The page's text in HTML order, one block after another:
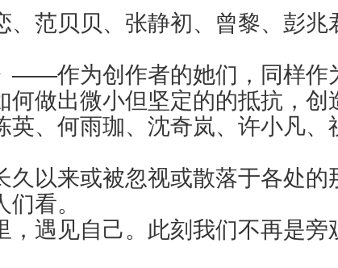
范贝贝、张静初、曾黎、彭兆
》——作为创作者的她们，同样
做出微小但坚定的的抵抗，创
、何雨珈、沈奇岚、许小凡、
以来或被忽视或散落于各处
看。
遇见自己。此刻我们不再是